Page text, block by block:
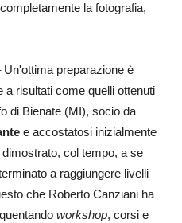
la fotografia,
Un'ottima preparazione è
risultati come quelli ottenuti
di Bienate (MI), socio da
e accostatosi inizialmente
col tempo, a se
a raggiungere livelli
che Roberto Canziani ha
workshop, corsi e